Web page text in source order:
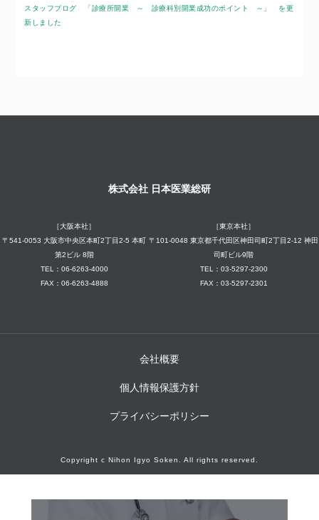
スタッフブログ 「診療所開業 ～ 診療科別開業成功のポイント ～」
を更
新しました
株式会社 日本医業総研
［大阪本社］
〒541-0053 大阪市中央区本町2丁目2-5 本町
第2ビル 8階
TEL：06-6263-4000
FAX：06-6263-4888
［東京本社］
〒101-0048 東京都千代田区神田司町2丁目2-12 神田
司町ビル9階
TEL：03-5297-2300
FAX：03-5297-2301
会社概要
個人情報保護方針
プライバシーポリシー
Copyright c Nihon Igyo Soken. All rights reserved.